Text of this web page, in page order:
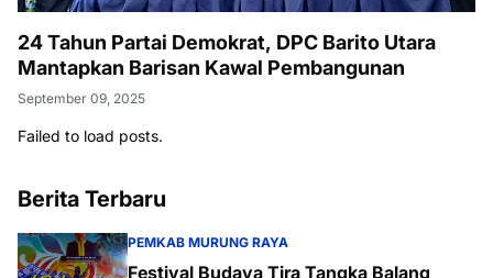
24 Tahun Partai Demokrat, DPC Barito Utara
Mantapkan Barisan Kawal Pembangunan
September 09, 2025
Failed to load posts.
Berita Terbaru
PEMKAB MURUNG RAYA
Festival Budaya Tira Tangka Balang